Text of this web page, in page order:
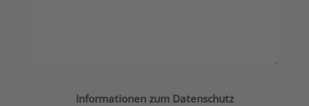
Informationen zum Datenschutz